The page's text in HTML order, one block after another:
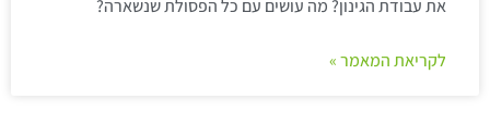
את עבודת הגינון? מה עושים עם כל הפסולת שנשארה?
לקריאת המאמר »